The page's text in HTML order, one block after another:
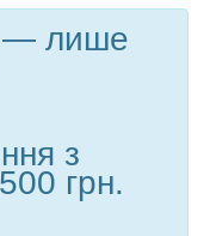
— лише
з
грн.